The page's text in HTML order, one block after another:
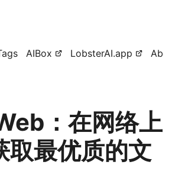
AIBox LobsterAI.app
：在网络上
取最优质的文